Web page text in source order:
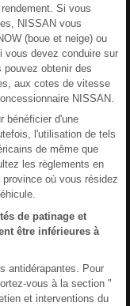
Si vous
NISSAN vous
(boue et neige) ou
vous devez conduire sur
pouvez obtenir des
aux cotes de vitesse
NISSAN.
bénéficier d'une
l'utilisation de tels
de même que
les règlements en
où vous résidez
de patinage et
être inférieures à
antidérapantes. Pour
vous à la section "
et interventions du